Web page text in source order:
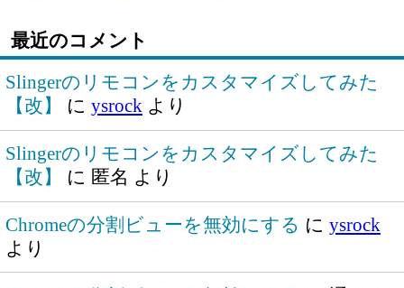
最近のコメント
Slingerのリモコンをカスタマイズしてみた
【改】
に ysrockより
Slingerのリモコンをカスタマイズしてみた
【改】
に 匿名 より
Chromeの分割ビューを無効にする に ysrock
より